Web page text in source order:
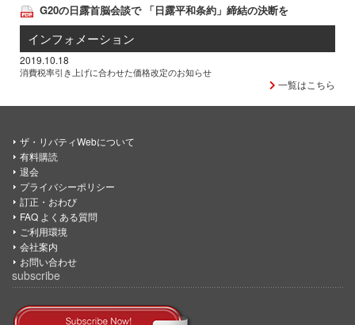
G20の日露首脳会談で 「日露平和条約」締結の決断を
インフォメーション
2019.10.18
消費税率引き上げに合わせた価格改定のお知らせ
一覧はこちら
ザ・リバティWebについて
有料購読
退会
プライバシーポリシー
訂正・おわび
FAQ よくある質問
ご利用環境
会社案内
お問い合わせ
subscribe